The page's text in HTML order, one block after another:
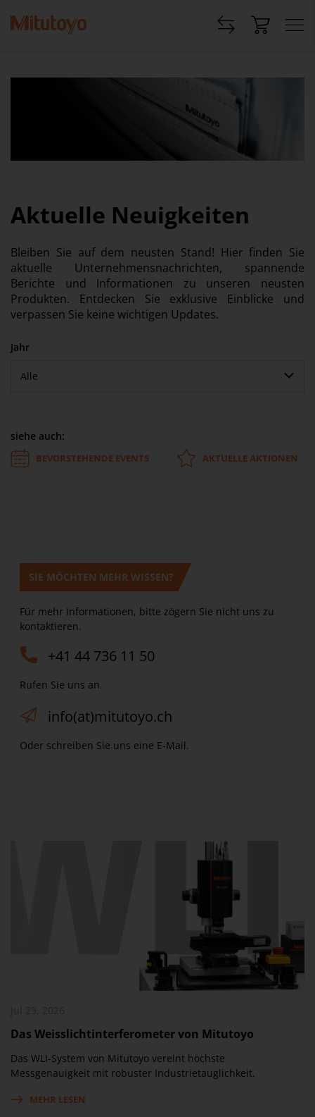
Aktuelle Neuigkeiten
Bleiben Sie auf dem neusten Stand! Hier finden Sie
aktuelle Unternehmensnachrichten, spannende
Berichte und Informationen zu unseren neusten
Produkten. Entdecken Sie exklusive Einblicke und
verpassen Sie keine wichtigen Updates.
Jahr
Alle
siehe auch:
BEVORSTEHENDE EVENTS AKTUELLE AKTIONEN
SIE MÖCHTEN MEHR WISSEN?
Für mehr Informationen, bitte zögern Sie nicht uns zu
kontaktieren.
+41 44 736 11 50
Rufen Sie uns an.
info(at)mitutoyo.ch
Oder schreiben Sie uns eine E-Mail.
Das Weisslichtinterferometer von Mitutoyo
Das WLI-System von Mitutoyo vereint höchste
Messgenauigkeit mit robuster Industrietauglichkeit.
MEHR LESEN